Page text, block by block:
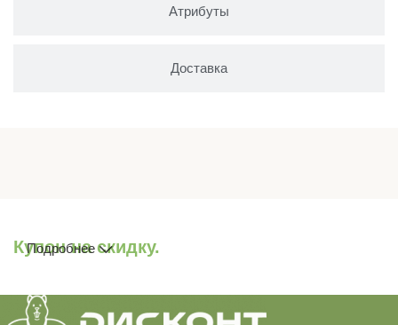
Атрибуты
Доставка
Купон на скидку.
Подробнее